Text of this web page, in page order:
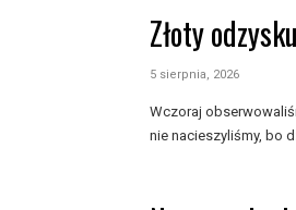
Złoty
5 sierpnia, 2026
Wczoraj
nie nacieszyliśmy, bo